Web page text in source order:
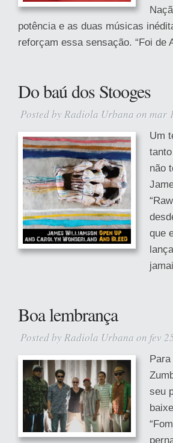
potência e as duas músicas
reforçam essa sensação. “Foi de
Do baú dos Stooges
Posted by Radiola Urbana on mar
Um
não
que
Boa lembrança
Posted by Radiola Urbana on fev
seu